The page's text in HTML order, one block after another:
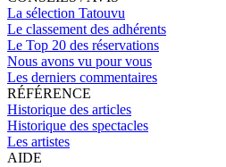
La sélection Tatouvu
Le classement des adhérents
Le Top 20 des réservations
Nous avons vu pour vous
Les derniers commentaires
RÉFÉRENCE
Historique des articles
Historique des spectacles
Les artistes
AIDE